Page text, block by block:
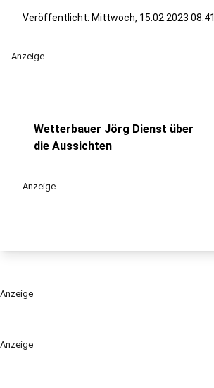
Anzeige
Veröffentlicht: Mittwoch, 15.02.2023 08:41
Anzeige
Wetterbauer Jörg Dienst über
die Aussichten
Anzeige
Anzeige